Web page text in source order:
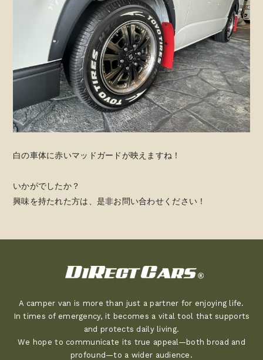
白の車体に赤いマッドガードが映えますね！
いかがでしたか？
興味を持たれた方は、是非お問い合わせください！
A camper van is more than just a partner for enjoying life.
In times of emergency, it becomes a vital tool that supports
and protects daily living.
We hope to communicate its true appeal—both broad and
profound—to a wider audience.